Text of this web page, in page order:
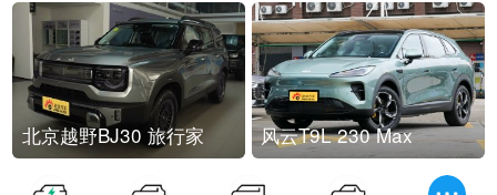
北京越野BJ30 旅行家 风云T9L 230 Max